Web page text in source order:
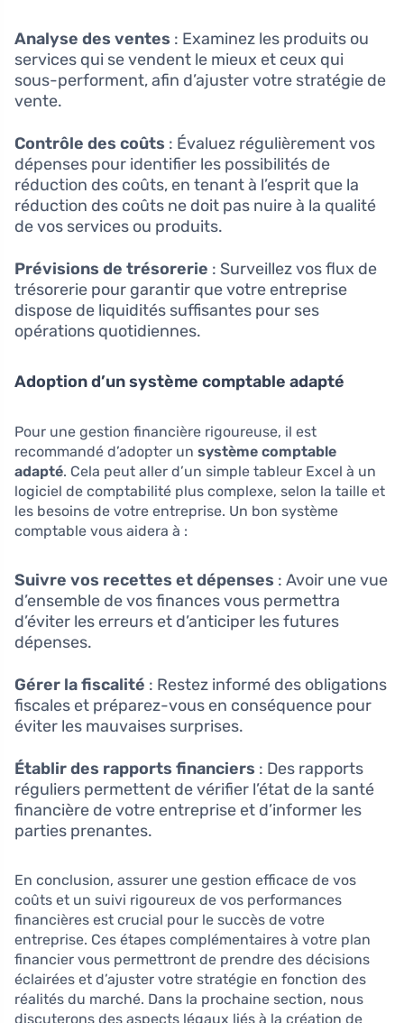
Analyse des ventes : Examinez les produits ou
services qui se vendent le mieux et ceux qui
sous-performent, afin d’ajuster votre stratégie de
vente.
Contrôle des coûts : Évaluez régulièrement vos
dépenses pour identifier les possibilités de
réduction des coûts, en tenant à l’esprit que la
réduction des coûts ne doit pas nuire à la qualité
de vos services ou produits.
Prévisions de trésorerie : Surveillez vos flux de
trésorerie pour garantir que votre entreprise
dispose de liquidités suffisantes pour ses
opérations quotidiennes.
Adoption d’un système comptable adapté
Pour une gestion financière rigoureuse, il est
recommandé d’adopter un système comptable
adapté. Cela peut aller d’un simple tableur Excel à un
logiciel de comptabilité plus complexe, selon la taille et
les besoins de votre entreprise. Un bon système
comptable vous aidera à :
Suivre vos recettes et dépenses : Avoir une vue
d’ensemble de vos finances vous permettra
d’éviter les erreurs et d’anticiper les futures
dépenses.
Gérer la fiscalité : Restez informé des obligations
fiscales et préparez-vous en conséquence pour
éviter les mauvaises surprises.
Établir des rapports financiers : Des rapports
réguliers permettent de vérifier l’état de la santé
financière de votre entreprise et d’informer les
parties prenantes.
En conclusion, assurer une gestion efficace de vos
coûts et un suivi rigoureux de vos performances
financières est crucial pour le succès de votre
entreprise. Ces étapes complémentaires à votre plan
financier vous permettront de prendre des décisions
éclairées et d’ajuster votre stratégie en fonction des
réalités du marché. Dans la prochaine section, nous
discuterons des aspects légaux liés à la création de